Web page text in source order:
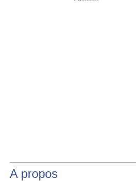
A propos